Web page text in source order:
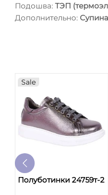
Подошва: ТЭП
Дополнительно:
Sale
Полуботинки 24759т-2